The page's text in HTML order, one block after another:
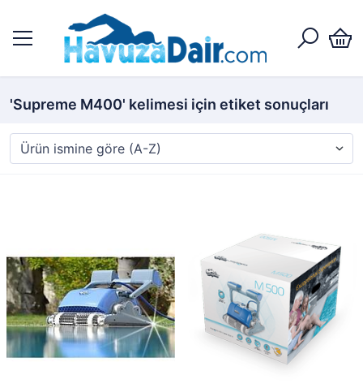
'Supreme M400' kelimesi için etiket sonuçları